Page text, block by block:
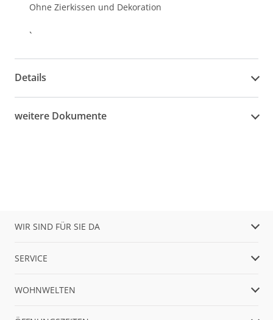
Ohne Zierkissen und Dekoration
`
Details
weitere Dokumente
WIR SIND FÜR SIE DA
SERVICE
WOHNWELTEN